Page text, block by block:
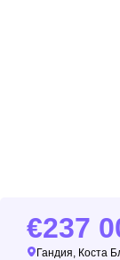
237
Гандия, Коста